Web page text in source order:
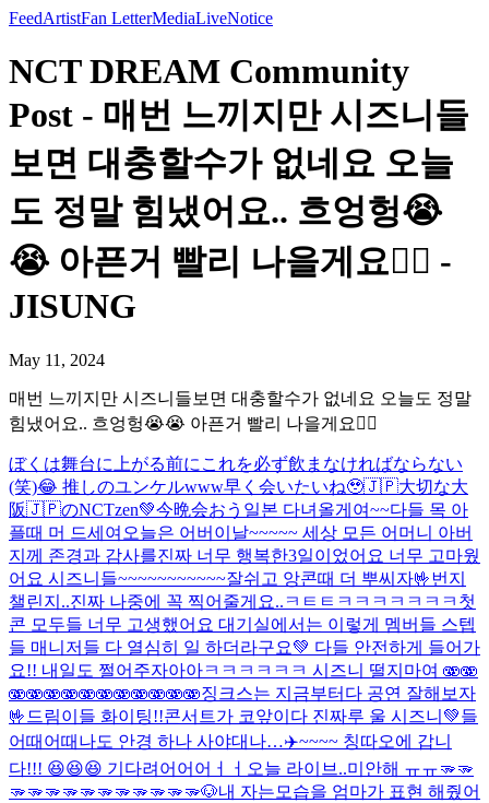
FeedArtistFan LetterMediaLiveNotice
NCT DREAM Community
Post - 매번 느끼지만 시즈니들
보면 대충할수가 없네요 오늘
도 정말 힘냈어요.. 흐엉헝😭
😭 아픈거 빨리 나을게요🙂‍↕️ -
JISUNG
May 11, 2024
매번 느끼지만 시즈니들보면 대충할수가 없네요 오늘도 정말
힘냈어요.. 흐엉헝😭😭 아픈거 빨리 나을게요🙂‍↕️
ぼくは舞台に上がる前にこれを必ず飲まなければならない
(笑)😂 推しのユンケルwww早く会いたいね🥹🇯🇵大切な大
阪🇯🇵のNCTzen💚今晩会おう 일본 다녀올게여~~다들 목 아
플때 머 드세여 오늘은 어버이날~~~~~ 세상 모든 어머니 아버
지께 존경과 감사를진짜 너무 행복한3일이었어요 너무 고마웠
어요 시즈니들~~~~~~~~~~~잘쉬고 앙콘때 더 뿌씨자🤟번지
챌린지..진짜 나중에 꼭 찍어줄게요..ㅋㅌㅌㅋㅋㅋㅋㅋㅋㅋ 첫
콘 모두들 너무 고생했어요 대기실에서는 이렇게 멤버들 스텝
들 매니저들 다 열심히 일 하더라구요💚 다들 안전하게 들어가
요!! 내일도 쩔어주자아아ㅋㅋㅋㅋㅋㅋ 시즈니 떨지마여 🫨🫨
🫨🫨🫨🫨🫨🫨🫨🫨🫨🫨🫨징크스는 지금부터다 공연 잘해보자
🤟 드림이들 화이팅!!콘서트가 코앞이다 진짜루 울 시즈니💚들
어때어때 나도 안경 하나 사야대나…✈️~~~~ 칭따오에 갑니
다!!! 😆😆😆 기다려어어어ㅓㅓ 오늘 라이브..미안해 ㅠㅠ🫳🫳
🫳🫳🫳🫳🫳🫳🫳🫳🫳🫳🫳🐶내 자는모습을 엄마가 표현 해줬어